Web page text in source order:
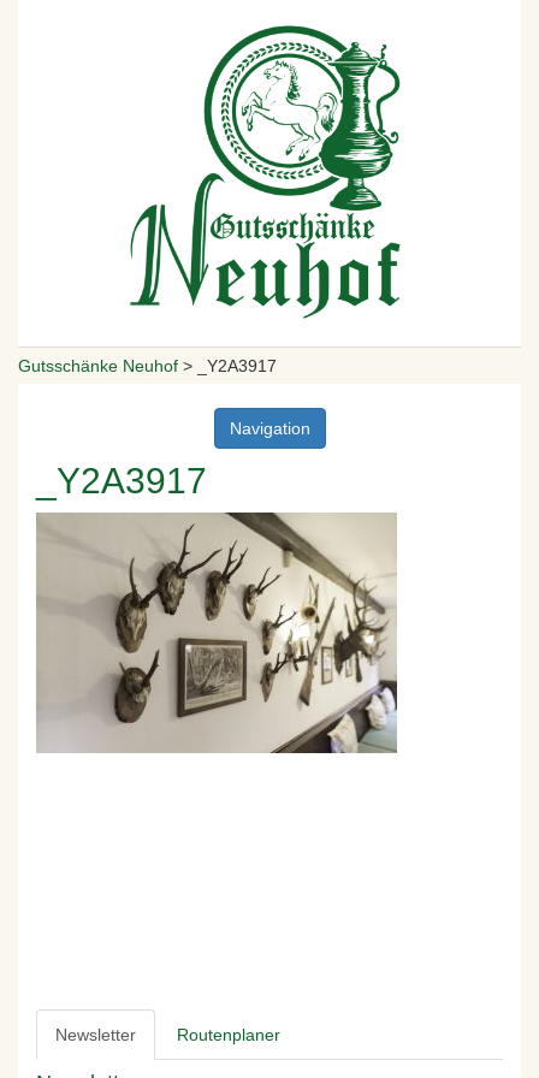
Gutsschänke Neuhof > _Y2A3917
Navigation
_Y2A3917
Newsletter Routenplaner